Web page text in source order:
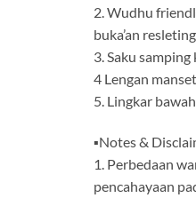
2. Wudhu
buka’an
3. Saku samping
4 Lengan
5. Lingkar
▪️Notes &
1. Perbedaan
pencahayaan